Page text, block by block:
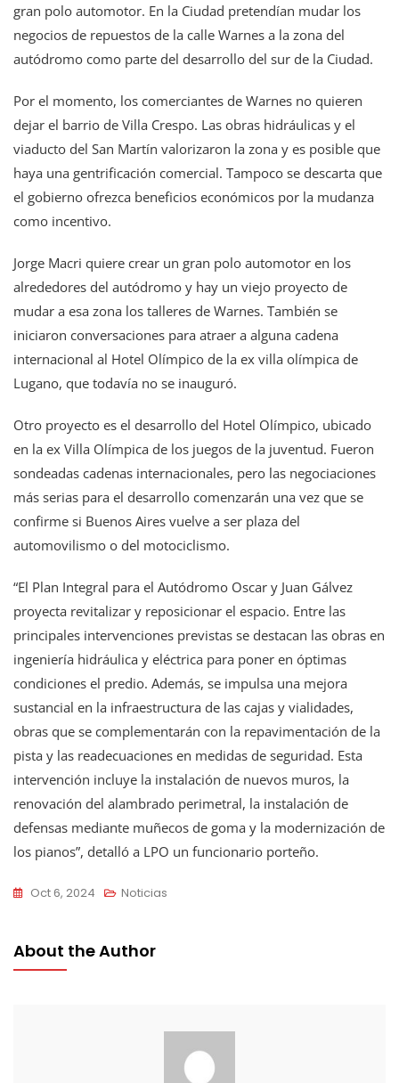
gran polo automotor. En la Ciudad pretendían mudar los
negocios de repuestos de la calle Warnes a la zona del
autódromo como parte del desarrollo del sur de la Ciudad.
Por el momento, los comerciantes de Warnes no quieren
dejar el barrio de Villa Crespo. Las obras hidráulicas y el
viaducto del San Martín valorizaron la zona y es posible que
haya una gentrificación comercial. Tampoco se descarta que
el gobierno ofrezca beneficios económicos por la mudanza
como incentivo.
Jorge Macri quiere crear un gran polo automotor en los
alrededores del autódromo y hay un viejo proyecto de
mudar a esa zona los talleres de Warnes. También se
iniciaron conversaciones para atraer a alguna cadena
internacional al Hotel Olímpico de la ex villa olímpica de
Lugano, que todavía no se inauguró.
Otro proyecto es el desarrollo del Hotel Olímpico, ubicado
en la ex Villa Olímpica de los juegos de la juventud. Fueron
sondeadas cadenas internacionales, pero las negociaciones
más serias para el desarrollo comenzarán una vez que se
confirme si Buenos Aires vuelve a ser plaza del
automovilismo o del motociclismo.
“El Plan Integral para el Autódromo Oscar y Juan Gálvez
proyecta revitalizar y reposicionar el espacio. Entre las
principales intervenciones previstas se destacan las obras en
ingeniería hidráulica y eléctrica para poner en óptimas
condiciones el predio. Además, se impulsa una mejora
sustancial en la infraestructura de las cajas y vialidades,
obras que se complementarán con la repavimentación de la
pista y las readecuaciones en medidas de seguridad. Esta
intervención incluye la instalación de nuevos muros, la
renovación del alambrado perimetral, la instalación de
defensas mediante muñecos de goma y la modernización de
los pianos”, detalló a LPO un funcionario porteño.
Oct 6, 2024 Noticias
About the Author